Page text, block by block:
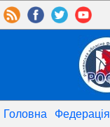
Головна Федерація